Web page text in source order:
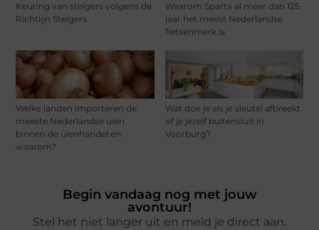
Keuring van steigers volgens de
Richtlijn Steigers
Waarom Sparta al meer dan 125
jaar het meest Nederlandse
fietsenmerk is
Welke landen importeren de
meeste Nederlandse uien
binnen de uienhandel en
waarom?
Wat doe je als je sleutel afbreekt
of je jezelf buitensluit in
Voorburg?
Begin vandaag nog met jouw
avontuur!
Stel het niet langer uit en meld je direct aan.